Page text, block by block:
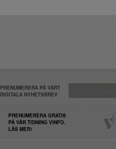
PRENUMERERA PÅ VÅRT
DIGITALA NYHETSBREV
PRENUMERERA GRATIS
PÅ VÅR TIDNING VINFO.
LÄS MER!